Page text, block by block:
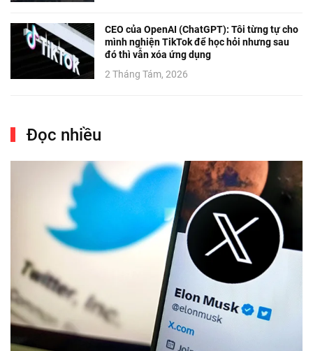
CEO của OpenAI (ChatGPT): Tôi từng tự cho
mình nghiện TikTok để học hỏi nhưng sau
đó thì vẫn xóa ứng dụng
2 Tháng Tám, 2026
Đọc nhiều